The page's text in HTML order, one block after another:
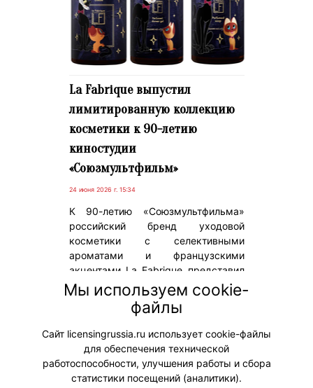
La Fabrique выпустил
лимитированную коллекцию
косметики к 90-летию
киностудии
«Союзмультфильм»
24 июня 2026 г. 15:34
К 90-летию «Союзмультфильма»
российский бренд уходовой
косметики с селективными
ароматами и французскими
акцентами La Fabrique представил
лимитированную
коллекцию уходовых средств с
персонажами мультфильма
«Котенок по имени Гав».
#ПродвижениеБренда #Коллаборации
Мы используем cookie-
файлы
Сайт licensingrussia.ru использует cookie-файлы
для обеспечения технической
работоспособности, улучшения работы и сбора
статистики посещений (аналитики).